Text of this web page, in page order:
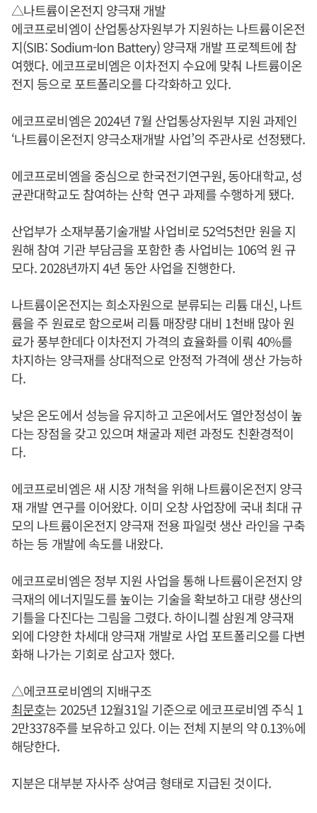
△나트륨이온전지 양극재 개발
에코프로비엠이 산업통상자원부가 지원하는 나트륨이온전
지(SIB: Sodium-Ion Battery) 양극재 개발 프로젝트에 참
여했다. 에코프로비엠은 이차전지 수요에 맞춰 나트륨이온
전지 등으로 포트폴리오를 다각화하고 있다.
에코프로비엠은 2024년 7월 산업통상자원부 지원 과제인
‘나트륨이온전지 양극소재개발 사업’의 주관사로 선정됐다.
에코프로비엠을 중심으로 한국전기연구원, 동아대학교, 성
균관대학교도 참여하는 산학 연구 과제를 수행하게 됐다.
산업부가 소재부품기술개발 사업비로 52억5천만 원을 지
원해 참여 기관 부담금을 포함한 총 사업비는 106억 원 규
모다. 2028년까지 4년 동안 사업을 진행한다.
나트륨이온전지는 희소자원으로 분류되는 리튬 대신, 나트
륨을 주 원료로 함으로써 리튬 매장량 대비 1천배 많아 원
료가 풍부한데다 이차전지 가격의 효율화를 이뤄 40%를
차지하는 양극재를 상대적으로 안정적 가격에 생산 가능하
다.
낮은 온도에서 성능을 유지하고 고온에서도 열안정성이 높
다는 장점을 갖고 있으며 채굴과 제련 과정도 친환경적이
다.
에코프로비엠은 새 시장 개척을 위해 나트륨이온전지 양극
재 개발 연구를 이어왔다. 이미 오창 사업장에 국내 최대 규
모의 나트륨이온전지 양극재 전용 파일럿 생산 라인을 구축
하는 등 개발에 속도를 내왔다.
에코프로비엠은 정부 지원 사업을 통해 나트륨이온전지 양
극재의 에너지밀도를 높이는 기술을 확보하고 대량 생산의
기틀을 다진다는 그림을 그렸다. 하이니켈 삼원계 양극재
외에 다양한 차세대 양극재 개발로 사업 포트폴리오를 다변
화해 나가는 기회로 삼고자 했다.
△에코프로비엠의 지배구조
최문호는 2025년 12월31일 기준으로 에코프로비엠 주식 1
2만3378주를 보유하고 있다. 이는 전체 지분의 약 0.13%에
해당한다.
지분은 대부분 자사주 상여금 형태로 지급된 것이다.